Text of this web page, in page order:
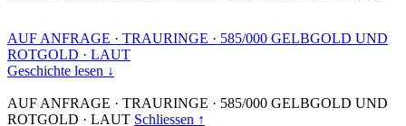
AUF ANFRAGE · TRAURINGE · 585/000 GELBGOLD UND
ROTGOLD · LAUT
Geschichte lesen ↓
AUF ANFRAGE · TRAURINGE · 585/000 GELBGOLD UND
ROTGOLD · LAUT Schliessen ↑